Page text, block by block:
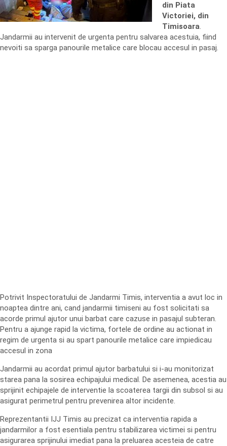
din Piata
Victoriei, din
Timisoara.
Jandarmii au intervenit de urgenta pentru salvarea acestuia, fiind
nevoiti sa sparga panourile metalice care blocau accesul in pasaj.
Potrivit Inspectoratului de Jandarmi Timis, interventia a avut loc in
noaptea dintre ani, cand jandarmii timiseni au fost solicitati sa
acorde primul ajutor unui barbat care cazuse in pasajul subteran.
Pentru a ajunge rapid la victima, fortele de ordine au actionat in
regim de urgenta si au spart panourile metalice care impiedicau
accesul in zona
Jandarmii au acordat primul ajutor barbatului si i-au monitorizat
starea pana la sosirea echipajului medical. De asemenea, acestia au
sprijinit echipajele de interventie la scoaterea targii din subsol si au
asigurat perimetrul pentru prevenirea altor incidente.
Reprezentantii IJJ Timis au precizat ca interventia rapida a
jandarmilor a fost esentiala pentru stabilizarea victimei si pentru
asigurarea sprijinului imediat pana la preluarea acesteia de catre